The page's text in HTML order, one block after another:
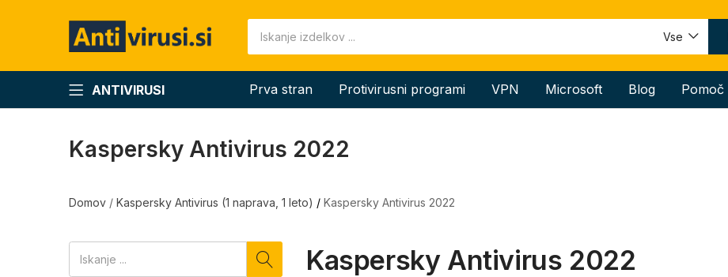
Vse
ANTIVIRUSI Prva stran Protivirusni programi VPN Microsoft Blog Pomoč
Kaspersky Antivirus 2022
Domov / Kaspersky Antivirus (1 naprava, 1 leto) / Kaspersky Antivirus 2022
Kaspersky Antivirus 2022